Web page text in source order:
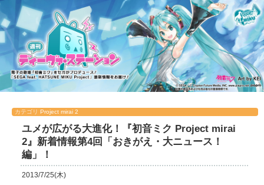
カテゴリ Project mirai 2
ユメが広がる大進化！『初音ミク Project mirai
2』新着情報第4回「おきがえ・大ニュース！
編」！
2013/7/25(木)